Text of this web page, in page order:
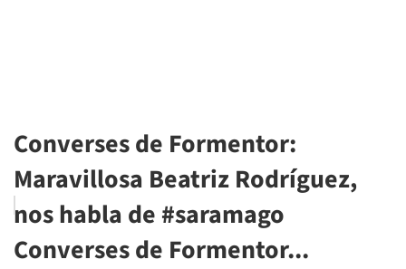
Converses de Formentor:
Maravillosa Beatriz Rodríguez,
nos habla de #saramago
Converses de Formentor...